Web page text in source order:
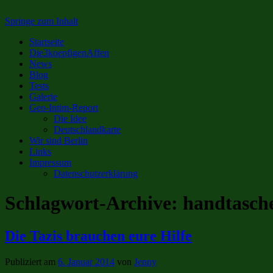
Springe zum Inhalt
Startseite
Die3koepfigenAffen
News
Blog
Tests
Galerie
Geo-Intim-Report
Die Idee
Deutschlandkarte
Wir sind Berlin
Links
Impressum
Datenschutzerklärung
Schlagwort-Archive:
Die Tazis brauchen eure Hilfe
Publiziert am 6. Januar 2014 von Jenny